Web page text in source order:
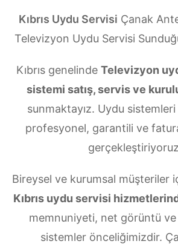
Kıbrıs Uydu Servisi Çanak
Televizyon Uydu Servisi
Kıbrıs genelinde Televizyon
sistemi satış, servis ve
sunmaktayız. Uydu sistemleri
profesyonel, garantili ve
Bireysel ve kurumsal müşteriler
Kıbrıs uydu servisi
memnuniyeti, net görüntü
sistemler önceliğimizdir.